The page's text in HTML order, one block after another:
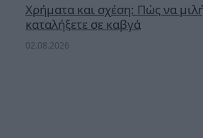
Χρήματα και σχέση: Πώς να
καταλήξετε σε καβγά
02.08.2026